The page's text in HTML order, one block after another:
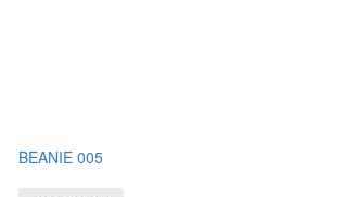
BEANIE 005